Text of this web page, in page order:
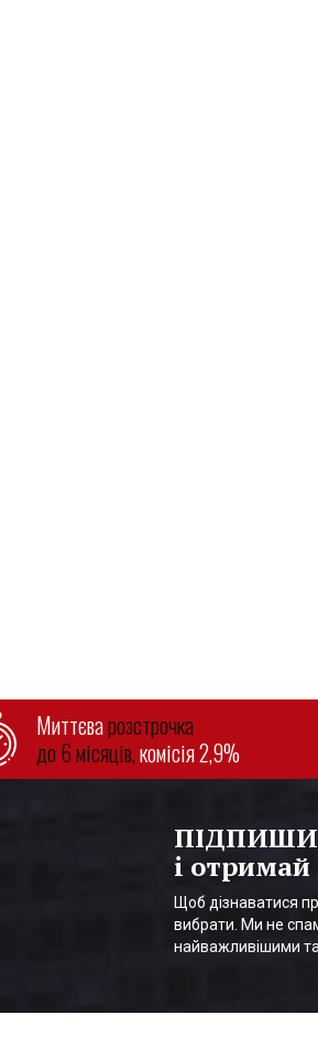
Миттєварозстрочка
до 6 місяців,комісія 2,9%
і отримай
Щоб дізнаватися
вибрати. Ми не
найважливішими